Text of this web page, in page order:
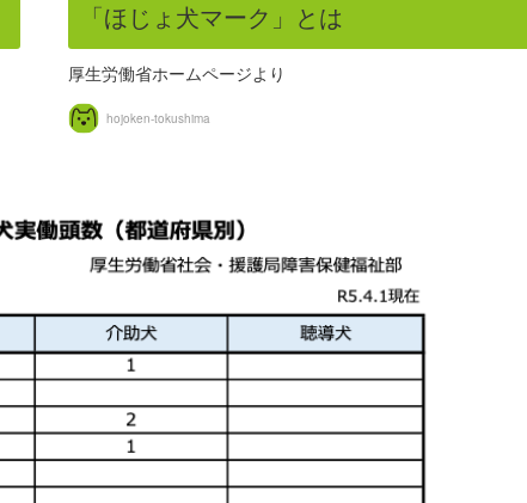
「ほじょ犬マーク」とは
厚生労働省ホームページより
hojoken-tokushima